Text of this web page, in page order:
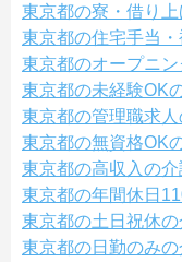
東京都の寮・借り
東京都の住宅手当
東京都のオープニ
東京都の未経験OK
東京都の管理職求
東京都の無資格OK
東京都の高収入の介
東京都の年間休日
東京都の土日祝休の
東京都の日勤のみの